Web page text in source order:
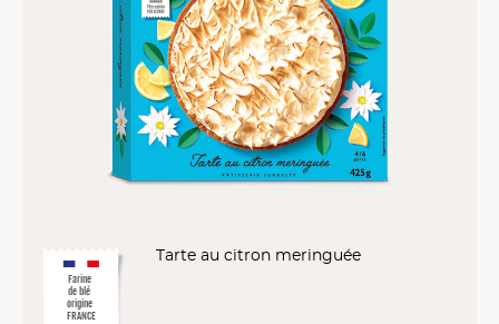
Farine
de blé
origine
FRANCE
Tarte au citron meringuée